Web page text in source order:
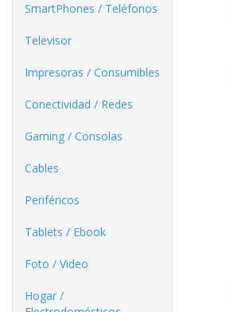
SmartPhones / Teléfonos
Televisor
Impresoras / Consumibles
Conectividad / Redes
Gaming / Consolas
Cables
Periféricos
Tablets / Ebook
Foto / Video
Hogar /